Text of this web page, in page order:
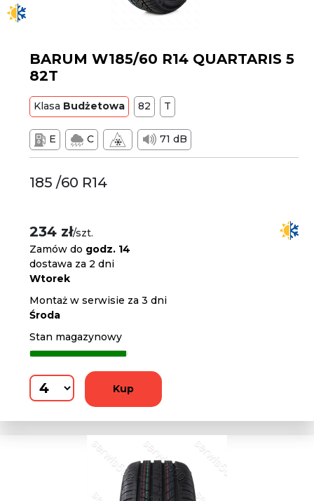
BARUM W185/60 R14 QUARTARIS 5
82T
Klasa Budżetowa 82 T
E C 71 dB
185 /60 R14
234 zł/szt.
Zamów do godz. 14
dostawa za 2 dni
Wtorek
Montaż w serwisie za 3 dni
Środa
Stan magazynowy
Kup